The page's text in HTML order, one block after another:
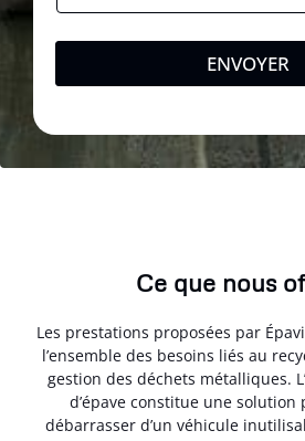
ENVOYER
Ce que nous
Les prestations proposées par
l’ensemble des besoins liés au
gestion des déchets métalliques.
d’épave constitue une
débarrasser d’un véhicule